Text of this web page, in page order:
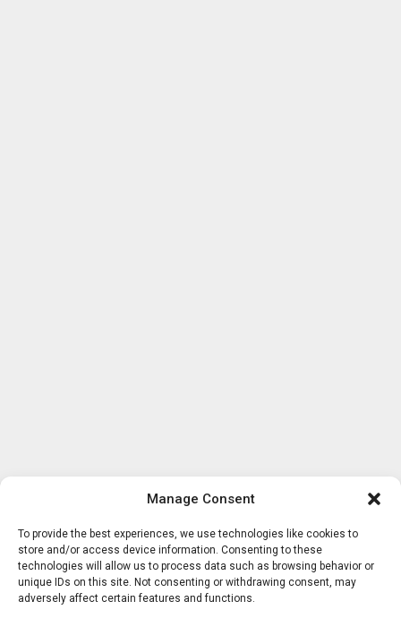
Manage Consent
To provide the best experiences, we use technologies like cookies to
store and/or access device information. Consenting to these
technologies will allow us to process data such as browsing behavior or
unique IDs on this site. Not consenting or withdrawing consent, may
adversely affect certain features and functions.